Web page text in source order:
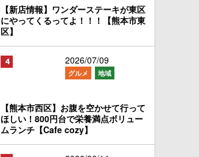
【新店情報】ワンダーステーキが東区
にやってくるってよ！！！【熊本市東
区】
2026/07/09
グルメ 地域
【熊本市西区】お腹を空かせて行って
ほしい！800円台で栄養満点ボリュー
ムランチ【Cafe cozy】